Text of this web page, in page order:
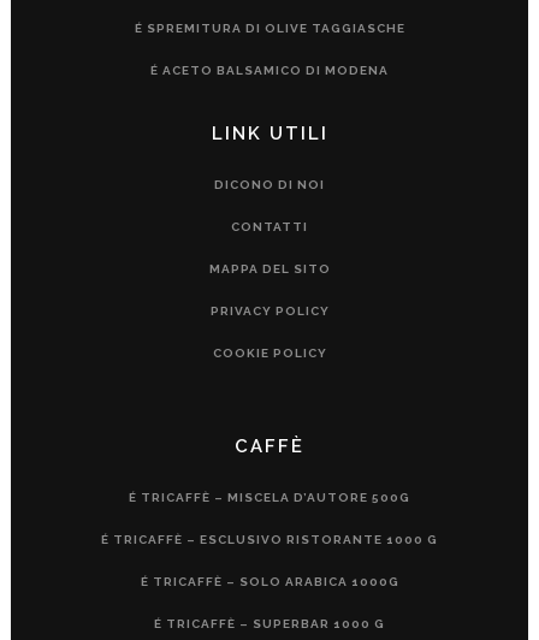
É SPREMITURA DI OLIVE TAGGIASCHE
É ACETO BALSAMICO DI MODENA
LINK UTILI
DICONO DI NOI
CONTATTI
MAPPA DEL SITO
PRIVACY POLICY
COOKIE POLICY
CAFFÈ
É TRICAFFÈ – MISCELA D’AUTORE 500G
É TRICAFFÈ – ESCLUSIVO RISTORANTE 1000 G
É TRICAFFÈ – SOLO ARABICA 1000G
É TRICAFFÈ – SUPERBAR 1000 G